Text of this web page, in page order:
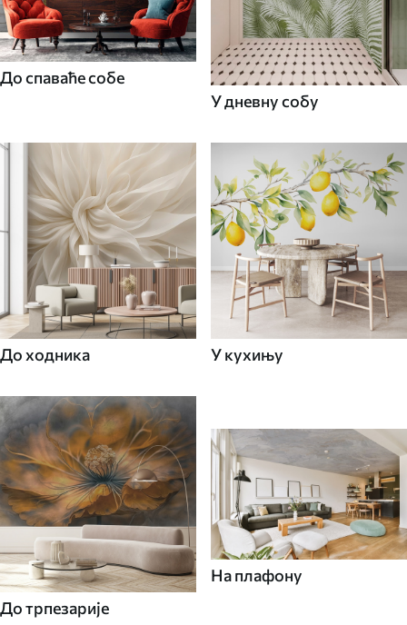
До спаваће собе
У дневну собу
До ходника У кухињу
До трпезарије
На плафону